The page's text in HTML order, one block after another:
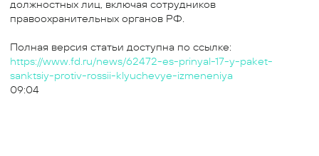
должностных лиц, включая сотрудников
правоохранительных органов РФ.
Полная версия статьи доступна по ссылке:
https://www.fd.ru/news/62472-es-prinyal-17-y-paket-
sanktsiy-protiv-rossii-klyuchevye-izmeneniya
09:04